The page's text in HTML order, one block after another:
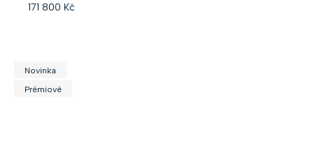
171 800 Kč
Novinka
Prémiové